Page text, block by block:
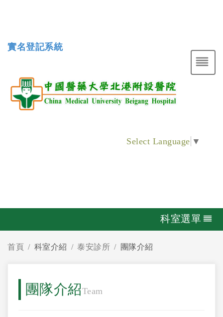
實名登記系統
Select Language ▼
科室選單
首頁 科室介紹 泰安診所 團隊介紹
團隊介紹Team